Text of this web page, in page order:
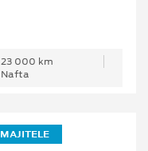
23 000 km
Nafta